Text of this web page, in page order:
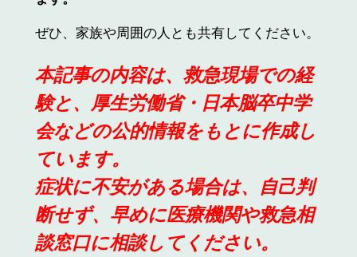
ぜひ、家族や周囲の人とも共有してください。
本記事の内容は、救急現場での経
験と、厚生労働省・日本脳卒中学
会などの公的情報をもとに作成し
ています。
症状に不安がある場合は、自己判
断せず、早めに医療機関や救急相
談窓口に相談してください。